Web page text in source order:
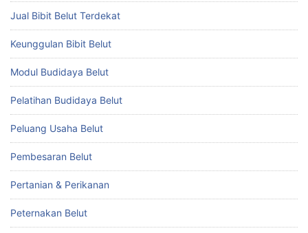
Jual Bibit Belut Terdekat
Keunggulan Bibit Belut
Modul Budidaya Belut
Pelatihan Budidaya Belut
Peluang Usaha Belut
Pembesaran Belut
Pertanian & Perikanan
Peternakan Belut